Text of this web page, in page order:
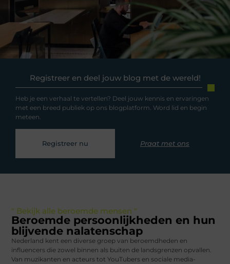
Registreer en deel jouw blog met de wereld!
Heb je een verhaal te vertellen? Deel jouw kennis en ervaringen
met een breed publiek op ons blogplatform. Word lid en begin
meteen.
Registreer nu Praat met ons
" Bekijk alle beroemde mensen "
Beroemde persoonlijkheden en hun
blijvende nalatenschap
Nederland kent een diverse groep van beroemdheden en
influencers die zowel binnen als buiten de landsgrenzen opvallen.
Van muzikanten en acteurs tot YouTubers en sociale media-